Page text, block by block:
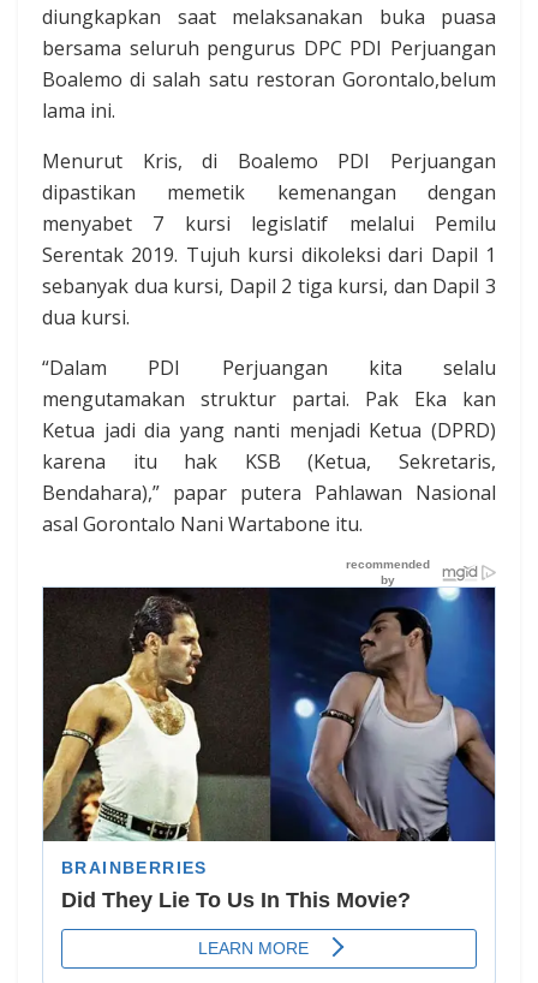
diungkapkan saat melaksanakan buka puasa
bersama seluruh pengurus DPC PDI Perjuangan
Boalemo di salah satu restoran Gorontalo,belum
lama ini.
Menurut Kris, di Boalemo PDI Perjuangan
dipastikan memetik kemenangan dengan
menyabet 7 kursi legislatif melalui Pemilu
Serentak 2019. Tujuh kursi dikoleksi dari Dapil 1
sebanyak dua kursi, Dapil 2 tiga kursi, dan Dapil 3
dua kursi.
“Dalam PDI Perjuangan kita selalu
mengutamakan struktur partai. Pak Eka kan
Ketua jadi dia yang nanti menjadi Ketua (DPRD)
karena itu hak KSB (Ketua, Sekretaris,
Bendahara),” papar putera Pahlawan Nasional
asal Gorontalo Nani Wartabone itu.